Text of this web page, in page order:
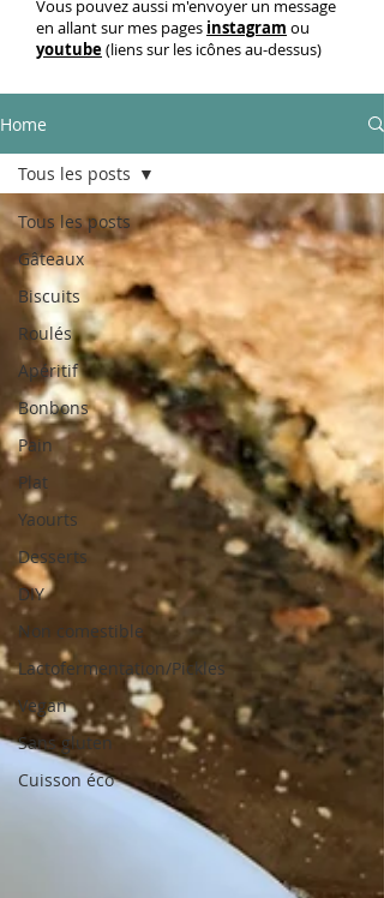
Vous pouvez aussi m'envoyer un message
en allant sur mes pages instagram ou
youtube(liens sur les icônes au-dessus)
Home
Tous les posts
Gâteaux
Biscuits
Roulés
Apéritif
Bonbons
Pain
Plat
Yaourts
Desserts
DIY
Non comestible
Lactofermentation/Pickles
Vegan
Sans gluten
Cuisson éco
Tous les posts